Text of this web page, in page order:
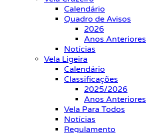
Calendário
Quadro de Avisos
2026
Anos Anteriores
Notícias
Vela Ligeira
Calendário
Classificações
2025/2026
Anos Anteriores
Vela Para Todos
Notícias
Regulamento